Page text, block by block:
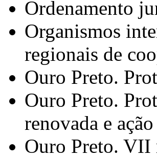
Ordenamento
Organismos
regionais de
Ouro Preto.
Ouro Preto.
renovada e
Ouro Preto. VII